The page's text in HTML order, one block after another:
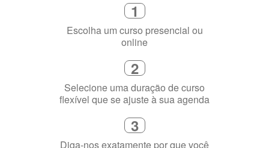
1
Escolha um curso presencial ou
online
2
Selecione uma duração de curso
flexível que se ajuste à sua agenda
3
Diga-nos exatamente por que você